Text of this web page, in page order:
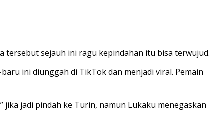
tersebut sejauh ini ragu kepindahan itu bisa terwujud.
ini diunggah di TikTok dan menjadi viral. Pemain
jika jadi pindah ke Turin, namun Lukaku menegaskan